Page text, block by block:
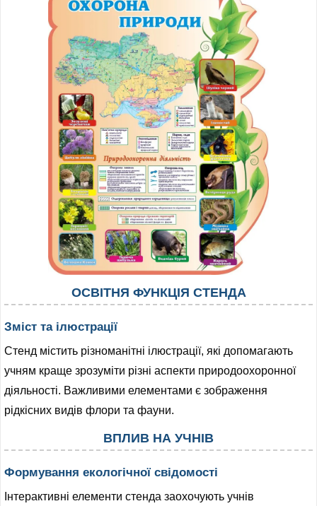
ОСВІТНЯ ФУНКЦІЯ СТЕНДА
Зміст та ілюстрації
Стенд містить різноманітні ілюстрації, які допомагають
учням краще зрозуміти різні аспекти природоохоронної
діяльності. Важливими елементами є зображення
рідкісних видів флори та фауни.
ВПЛИВ НА УЧНІВ
Формування екологічної свідомості
Інтерактивні елементи стенда заохочують учнів